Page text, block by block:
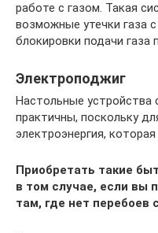
работе с газом. Такая
возможные утечки газа
блокировки подaчи газа
Электроподжиг
Настольные устройства
практичны, поскольку
электроэнергия,
Приобретать такие
в том случае, если вы
там, где нет перебоев